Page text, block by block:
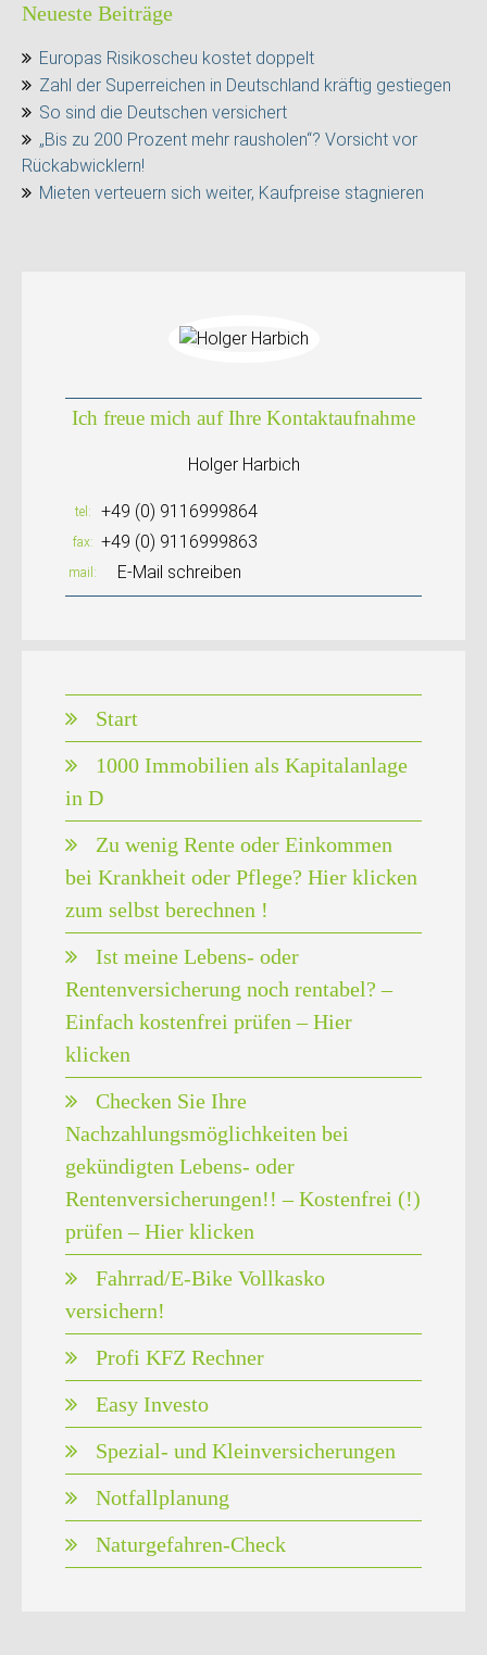
Neueste Beiträge
Europas Risikoscheu kostet doppelt
Zahl der Superreichen in Deutschland kräftig gestiegen
So sind die Deutschen versichert
„Bis zu 200 Prozent mehr rausholen“? Vorsicht vor
Rückabwicklern!
Mieten verteuern sich weiter, Kaufpreise stagnieren
Ich freue mich auf Ihre Kontaktaufnahme
Holger Harbich
tel +49 (0) 9116999864
fax +49 (0) 9116999863
mail E-Mail schreiben
Start
1000 Immobilien als Kapitalanlage
in D
Zu wenig Rente oder Einkommen
bei Krankheit oder Pflege? Hier klicken
zum selbst berechnen !
Ist meine Lebens- oder
Rentenversicherung noch rentabel? –
Einfach kostenfrei prüfen – Hier
klicken
Checken Sie Ihre
Nachzahlungsmöglichkeiten bei
gekündigten Lebens- oder
Rentenversicherungen!! – Kostenfrei (!)
prüfen – Hier klicken
Fahrrad/E-Bike Vollkasko
versichern!
Profi KFZ Rechner
Easy Investo
Spezial- und Kleinversicherungen
Notfallplanung
Naturgefahren-Check